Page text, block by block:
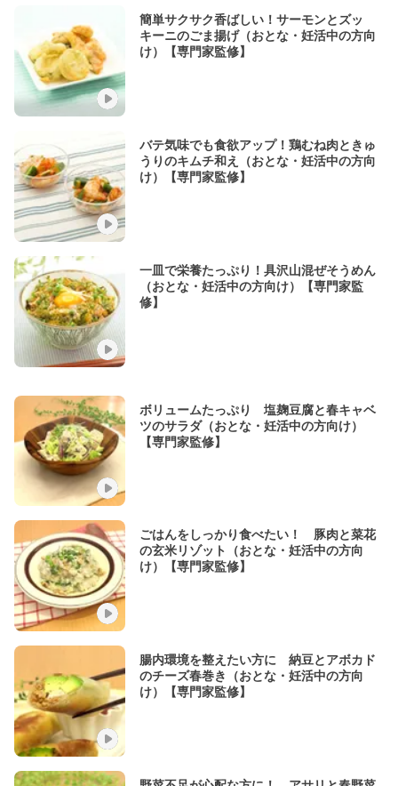
簡単サクサク香ばしい！サーモンとズッ
キーニのごま揚げ（おとな・妊活中の方向
け）【専門家監修】
バテ気味でも食欲アップ！鶏むね肉ときゅ
うりのキムチ和え（おとな・妊活中の方向
け）【専門家監修】
一皿で栄養たっぷり！具沢山混ぜそうめん
（おとな・妊活中の方向け）【専門家監
修】
ボリュームたっぷり 塩麹豆腐と春キャベ
ツのサラダ（おとな・妊活中の方向け）
【専門家監修】
ごはんをしっかり食べたい！ 豚肉と菜花
の玄米リゾット（おとな・妊活中の方向
け）【専門家監修】
腸内環境を整えたい方に 納豆とアボカド
のチーズ春巻き（おとな・妊活中の方向
け）【専門家監修】